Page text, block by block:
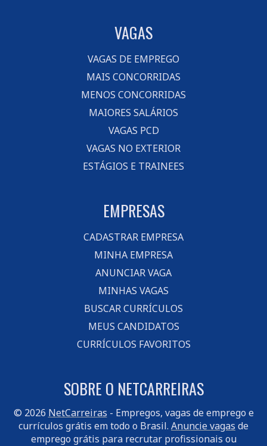
VAGAS
VAGAS DE EMPREGO
MAIS CONCORRIDAS
MENOS CONCORRIDAS
MAIORES SALÁRIOS
VAGAS PCD
VAGAS NO EXTERIOR
ESTÁGIOS E TRAINEES
EMPRESAS
CADASTRAR EMPRESA
MINHA EMPRESA
ANUNCIAR VAGA
MINHAS VAGAS
BUSCAR CURRÍCULOS
MEUS CANDIDATOS
CURRÍCULOS FAVORITOS
SOBRE O NETCARREIRAS
© 2026 NetCarreiras - Empregos, vagas de emprego e
currículos grátis em todo o Brasil. Anuncie vagas de
emprego grátis para recrutar profissionais ou